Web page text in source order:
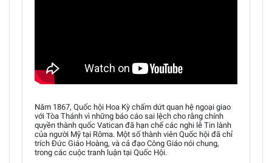
Năm 1867, Quốc hội Hoa Kỳ chấm dứt quan hệ ngoại giao
với Tòa Thánh vì những báo cáo sai lệch cho rằng chính
quyền thành quốc Vatican đã hạn chế các nghi lễ Tin lành
của người Mỹ tại Rôma. Một số thành viên Quốc hội đã chỉ
trích Đức Giáo Hoàng, và cả đạo Công Giáo nói chung,
trong các cuộc tranh luận tại Quốc Hội.